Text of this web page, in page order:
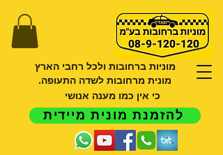
מוניות ברחובות ולכל רחבי הארץ
מונית מרחובות לשדה התעופה.
כי אין כמו מענה אנושי
להזמנת מונית מיידית